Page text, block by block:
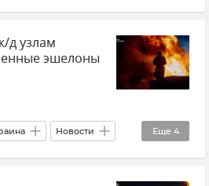
Кировоградская область
Киев
Запорожье
узлам
эшелоны
Еще 4
Новости
Сумская область